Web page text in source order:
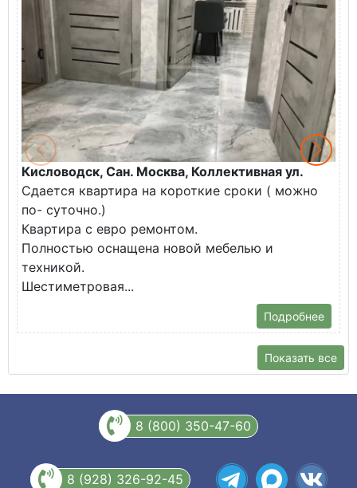
Кисловодск, Сан. Москва, Коллективная ул.
Сдается квартира на короткие сроки ( можно
по- суточно.)
Квартира с евро ремонтом.
Полностью оснащена новой мебелью и
техникой.
Шестиметровая...
Подробнее
Показать все
8 (800) 350-47-60
8 (928) 326-92-45